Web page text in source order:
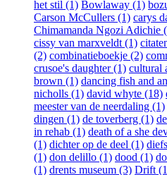
het stil (1) Bowlaway (1)
Carson McCullers (1) carys
Chimamanda Ngozi Adichie
cissy van marxveldt (1)
(2) combinatieboekje (2)
crusoe's daughter (1) cultural
brown (1) dancing fish and
nicholls (1) david whyte (18)
meester van de neerdaling (1)
dingen (1) de toverberg (1)
in rehab (1) death of a she
(1) dichter op de deel (1)
(1) don delillo (1) dood (1)
(1) drents museum (3) Drift